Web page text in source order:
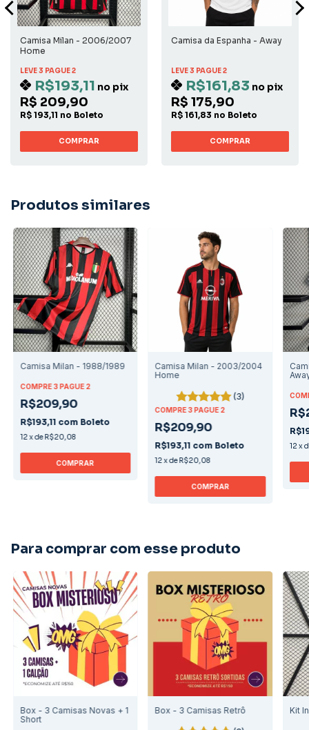
Camisa Milan - 2006/2007
Home
LEVE 3 PAGUE 2
R$193,11 no pix
R$ 209,90
R$ 193,11 no Boleto
COMPRAR
Camisa da Espanha - Away
LEVE 3 PAGUE 2
R$161,83 no pix
R$ 175,90
R$ 161,83 no Boleto
COMPRAR
Produtos similares
Camisa Milan - 1988/1989
COMPRE 3 PAGUE 2
R$209,90
R$193,11 com Boleto
12xde R$20,08
COMPRAR
Camisa Milan - 2003/2004
Home
(3)
COMPRE 3 PAGUE 2
R$209,90
R$193,11 com Boleto
12xde R$20,08
COMPRAR
12 x
Para comprar com esse produto
Box - 3 Camisas Novas + 1
Short
Box - 3 Camisas Retrô Kit